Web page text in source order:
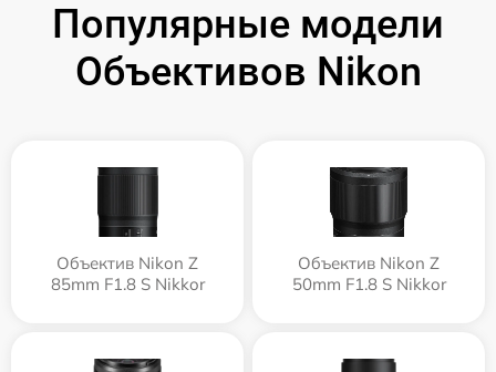
Популярные модели
Объективов Nikon
Объектив Nikon Z
85mm F1.8 S Nikkor
Объектив Nikon Z
50mm F1.8 S Nikkor